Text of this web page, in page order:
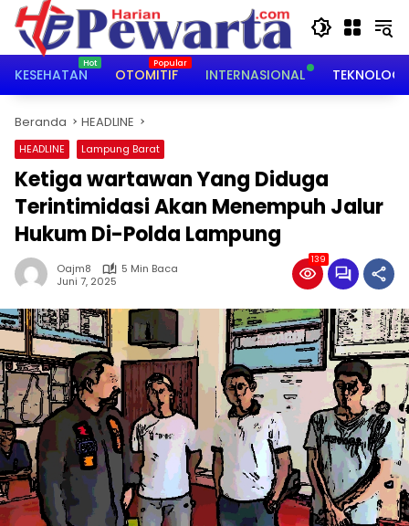
Langsung
konten
KESEHATAN
OTOMITIF INTERNASIONAL TEKNOLOGI
Beranda HEADLINE
HEADLINE Lampung Barat
Ketiga wartawan Yang Diduga
Terintimidasi Akan Menempuh Jalur
Hukum Di-Polda Lampung
Oajm8
5 Min Baca
Juni 7, 2025
139